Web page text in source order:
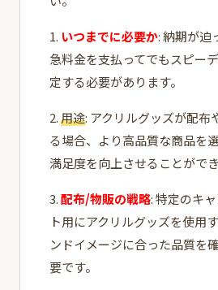
1. いつまでに必要か: 納期が迫
急料金を支払ってでもスピー
定する必要があります。
2.用途: アクリルグッズが配布
る場合、より高品質な商品を
満足度を向上させることができ
3.配布/物販の戦略: 特定のキ
ト用にアクリルグッズを使用
ンドイメージに合った品質を
要です。